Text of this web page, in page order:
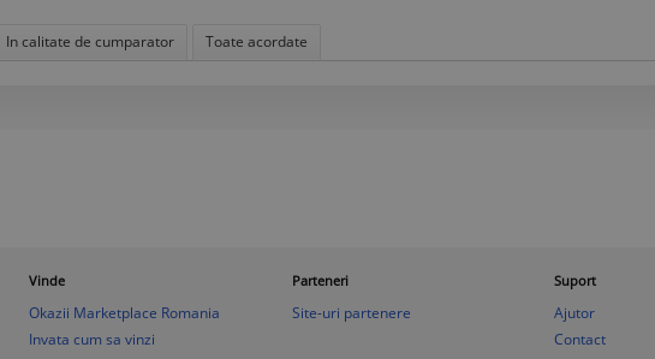
In calitate de cumparator Toate acordate
Vinde
Okazii Marketplace Romania
Invata cum sa vinzi
Parteneri
Site-uri partenere
Suport
Ajutor
Contact